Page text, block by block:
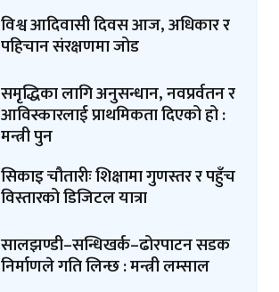
विश्व आदिवासी दिवस आज, अधिकार र
पहिचान संरक्षणमा जोड
समृद्धिका लागि अनुसन्धान, नवप्रर्वतन र
आविस्कारलाई प्राथमिकता दिएको हो :
मन्त्री पुन
सिकाइ चौतारीः शिक्षामा गुणस्तर र पहुँच
विस्तारको डिजिटल यात्रा
सालझण्डी–सन्धिखर्क–ढोरपाटन सडक
निर्माणले गति लिन्छ : मन्त्री लम्साल